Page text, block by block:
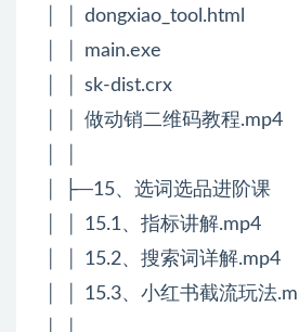
│ │ dongxiao_tool.html
│ │ main.exe
│ │ sk-dist.crx
│ │ 做动销二维码教程.mp4
│ ├─15、选词选品进阶课
│ │ 15.1、指标讲解.mp4
│ │ 15.2、搜索词详解.mp4
│ │ 15.3、小红书截流玩法